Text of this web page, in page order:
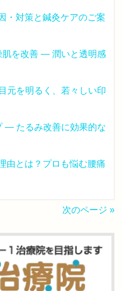
・対策と鍼灸ケアのご案
肌を改善 ― 潤いと透明感
元を明るく、若々しい印
― たるみ改善に効果的な
由とは？プロも悩む腰痛
次のページ »